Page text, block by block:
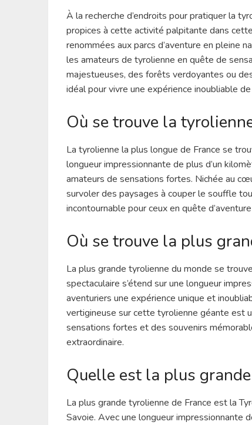
À la recherche d’endroits pour pratiquer la
propices à cette activité palpitante dans
renommées aux parcs d’aventure en pleine
les amateurs de tyrolienne en quête de
majestueuses, des forêts verdoyantes ou
idéal pour vivre une expérience inoubliable
Où se trouve la
La tyrolienne la plus longue de France se
longueur impressionnante de plus d’un
amateurs de sensations fortes. Nichée au
survoler des paysages à couper le souffle
incontournable pour ceux en quête
Où se trouve la plus
La plus grande tyrolienne du monde se
spectaculaire s’étend sur une longueur
aventuriers une expérience unique et
vertigineuse sur cette tyrolienne géante est
sensations fortes et des souvenirs
extraordinaire.
Quelle est la plus
La plus grande tyrolienne de France est la
Savoie. Avec une longueur impressionnante